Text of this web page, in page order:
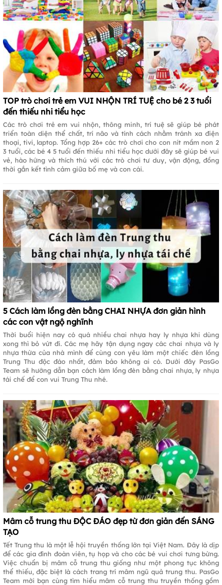
TOP trò chơi trẻ em VUI NHỘN TRÍ TUỆ cho bé 2 3 tuổi
đến thiếu nhi tiểu học
Các trò chơi trẻ em vui nhộn, thông minh, trí tuệ sẽ giúp bé phát
triển toàn diện thể chất, trí não và tính cách nhằm tránh xa điện
thoại, tivi, laptop. Tổng hợp 26+ các trò chơi cho con nít mầm non 2
3 tuổi, các bé 4 5 tuổi đến thiếu nhi tiểu học dưới đây sẽ giúp bé vui
vẻ, hào hứng và thích thú với các trò chơi tư duy, vận động, đồng
thời gắn kết tình cảm giữa bố mẹ và con cái.
5 Cách làm lồng đèn bằng CHAI NHỰA đơn giản hình
các con vật ngộ nghĩnh
Thời buổi hiện nay có quá nhiều chai nhựa hay ly nhựa khi dùng
xong thì bỏ vứt đi. Các mẹ hãy tận dụng ngay các chai nhựa và ly
nhựa thừa của nhà mình để cùng con yêu làm một chiếc đèn lồng
Trung Thu độc đáo nhất, đảm bảo không ai có. Dưới đây PasGo
Team sẽ hướng dẫn bạn cách làm lồng đèn bằng chai nhựa, ly nhựa
tái chế để con vui Trung Thu nhé.
Mâm cỗ trung thu ĐỘC ĐÁO đẹp từ đơn giản đến SÁNG
TẠO
Tết Trung thu là một lễ hội truyền thống lớn tại Việt Nam. Đây là dịp
để các gia đình đoàn viên, tụ họp và cho các bé vui chơi tưng bừng.
Việc chuẩn bị mâm cỗ trung thu giống như một phong tục không
thể thiếu, đặc biệt là cách trang trí mâm ngũ quả trung thu. PasGo
Team mời bạn cùng tìm hiểu mâm cỗ trung thu truyền thống gồm